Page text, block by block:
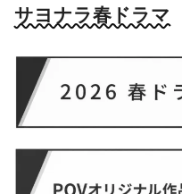
サヨナラ春ドラマ